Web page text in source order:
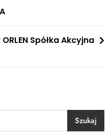
Spółka Akcyjna
Szukaj